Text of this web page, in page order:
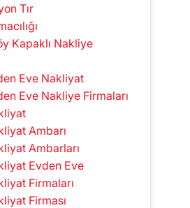
Tır
Kapaklı Nakliye
Eve Nakliyat
Eve Nakliye Firmaları
Ambarı
Ambarları
Evden Eve
Firmaları
Firması